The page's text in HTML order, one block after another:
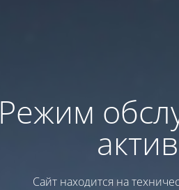
Режим
Сайт находится на